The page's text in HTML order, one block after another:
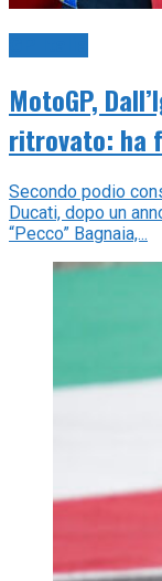
MotoGP,
ritrovato: ha
Secondo podio
Ducati, dopo un
“Pecco” Bagnaia,...